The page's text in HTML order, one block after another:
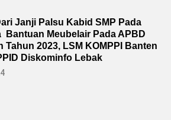
Janji Palsu Kabid SMP Pada
Bantuan Meubelair Pada APBD
Tahun 2023, LSM KOMPPI Banten
Diskominfo Lebak